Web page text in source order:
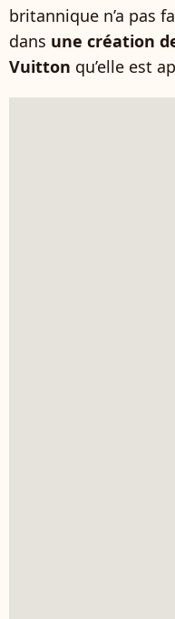
britannique n’a pas
dans une création
Vuitton qu’elle est